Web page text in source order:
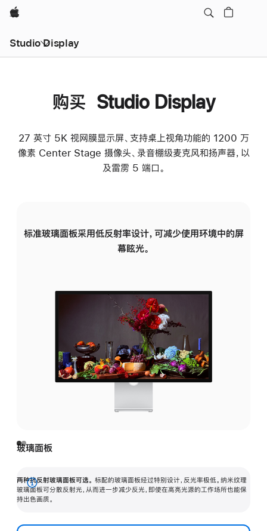
Apple
Studio Display
购买 Studio Display
27 英寸 5K 视网膜显示屏、支持桌上视角功能的 1200 万
像素 Center Stage 摄像头、录音棚级麦克风和扬声器，以
及雷雳 5 端口。
标准玻璃面板采用低反射率设计，可减少使用环境中的屏
幕眩光。
玻璃面板
两种抗反射玻璃面板可选。 标配的玻璃面板经过特别设计，反光率极低。纳米纹理
玻璃面板可分散反射光，从而进一步减少反光，即使在高亮光源的工作场所也能保
持出色画质。
展
开